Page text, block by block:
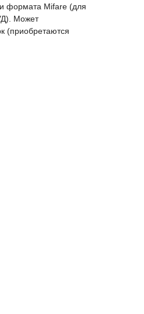
формата Mifare (для
Может
(приобретаются